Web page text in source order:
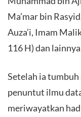
Ma’mar bin
Auza’i, Imam
116 H) dan
Setelah ia
penuntut ilmu
meriwayatkan